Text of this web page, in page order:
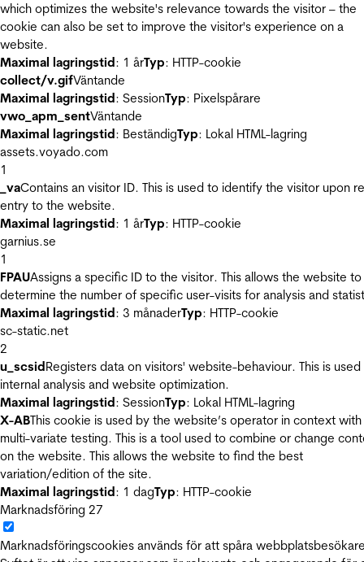
which optimizes the website's relevance towards the visitor – the
cookie can also be set to improve the visitor's experience on a
website.
Maximal lagringstid: 1 årTyp: HTTP-cookie
collect/v.gifVäntande
Maximal lagringstid: SessionTyp: Pixelspårare
vwo_apm_sentVäntande
Maximal lagringstid: BeständigTyp: Lokal HTML-lagring
assets.voyado.com
1
_vaContains an visitor ID. This is used to identify the visitor upon
entry to the website.
Maximal lagringstid: 1 årTyp: HTTP-cookie
garnius.se
1
FPAUAssigns a specific ID to the visitor. This allows the website to
determine the number of specific user-visits for analysis and
Maximal lagringstid: 3 månaderTyp: HTTP-cookie
sc-static.net
2
u_scsidRegisters data on visitors' website-behaviour. This is
internal analysis and website optimization.
Maximal lagringstid: SessionTyp: Lokal HTML-lagring
X-ABThis cookie is used by the website’s operator in context with
multi-variate testing. This is a tool used to combine or change
on the website. This allows the website to find the best
variation/edition of the site.
Maximal lagringstid: 1 dagTyp: HTTP-cookie
Marknadsföring 27
Marknadsföringscookies används för att spåra